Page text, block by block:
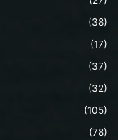
(38)
(17)
(37)
(32)
(105)
(78)